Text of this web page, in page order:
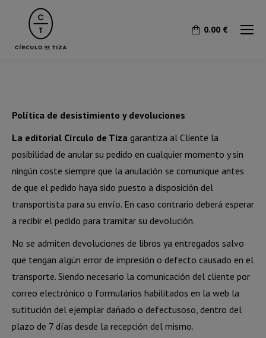
0.00 €
Política de desistimiento y devoluciones
La editorial Círculo de Tiza garantiza al Cliente la
posibilidad de anular su pedido en cualquier momento y sin
ningún coste siempre que la anulación se comunique antes
de que el pedido haya sido puesto a disposición del
transportista para su envío. En caso contrario deberá esperar
a recibir el pedido para tramitar su devolución.
No se admiten devoluciones de libros ya entregados salvo
que tengan algún error de impresión o defecto causado en el
transporte. Siendo necesario la comunicación del cliente por
correo electrónico o formularios habilitados en la web la
sutitución del ejemplar dañado o defectusoso, dentro del
plazo de 7 días desde la recepción del mismo.